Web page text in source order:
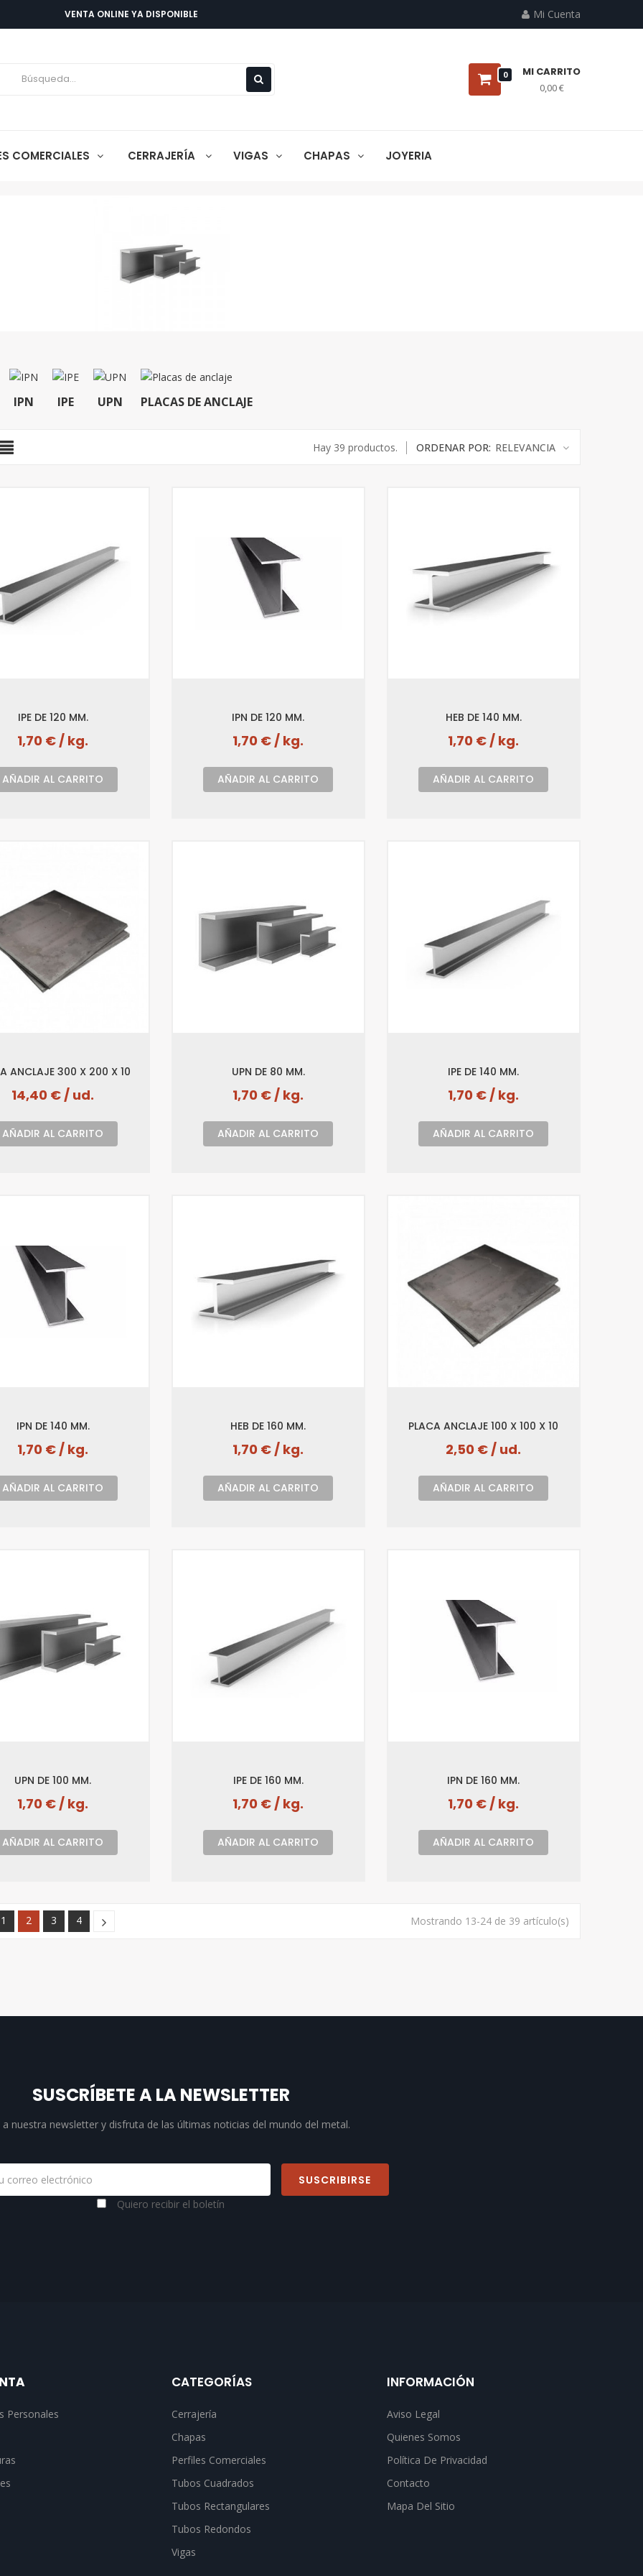
Mi Cuenta
VENTA ONLINE YA DISPONIBLE
MI CARRITO
0,00 €
0
COMERCIALES CERRAJERÍA VIGAS CHAPAS JOYERIA
IPN IPE UPN PLACAS DE ANCLAJE
Hay 39 productos. ORDENAR POR: RELEVANCIA
IPE DE 120 MM.
1,70 € / kg.
AÑADIR AL CARRITO
IPN DE 120 MM.
1,70 € / kg.
AÑADIR AL CARRITO
HEB DE 140 MM.
1,70 € / kg.
AÑADIR AL CARRITO
ANCLAJE 300 X 200 X 10
14,40 € / ud.
AÑADIR AL CARRITO
UPN DE 80 MM.
1,70 € / kg.
AÑADIR AL CARRITO
IPE DE 140 MM.
1,70 € / kg.
AÑADIR AL CARRITO
IPN DE 140 MM.
1,70 € / kg.
AÑADIR AL CARRITO
HEB DE 160 MM.
1,70 € / kg.
AÑADIR AL CARRITO
PLACA ANCLAJE 100 X 100 X 10
2,50 € / ud.
AÑADIR AL CARRITO
UPN DE 100 MM.
1,70 € / kg.
AÑADIR AL CARRITO
IPE DE 160 MM.
1,70 € / kg.
AÑADIR AL CARRITO
IPN DE 160 MM.
1,70 € / kg.
AÑADIR AL CARRITO
1 2 3 4 Mostrando 13-24 de 39 artículo(s)
SUSCRÍBETE A LA NEWSLETTER
nuestra newsletter y disfruta de las últimas noticias del mundo del metal.
Quiero recibir el boletín
Personales
CATEGORÍAS
Cerrajería
Chapas
Perfiles Comerciales
Tubos Cuadrados
Tubos Rectangulares
Tubos Redondos
Vigas
INFORMACIÓN
Aviso Legal
Quienes Somos
Política De Privacidad
Contacto
Mapa Del Sitio